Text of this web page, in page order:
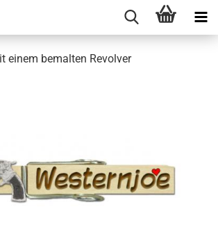
einem bemalten Revolver